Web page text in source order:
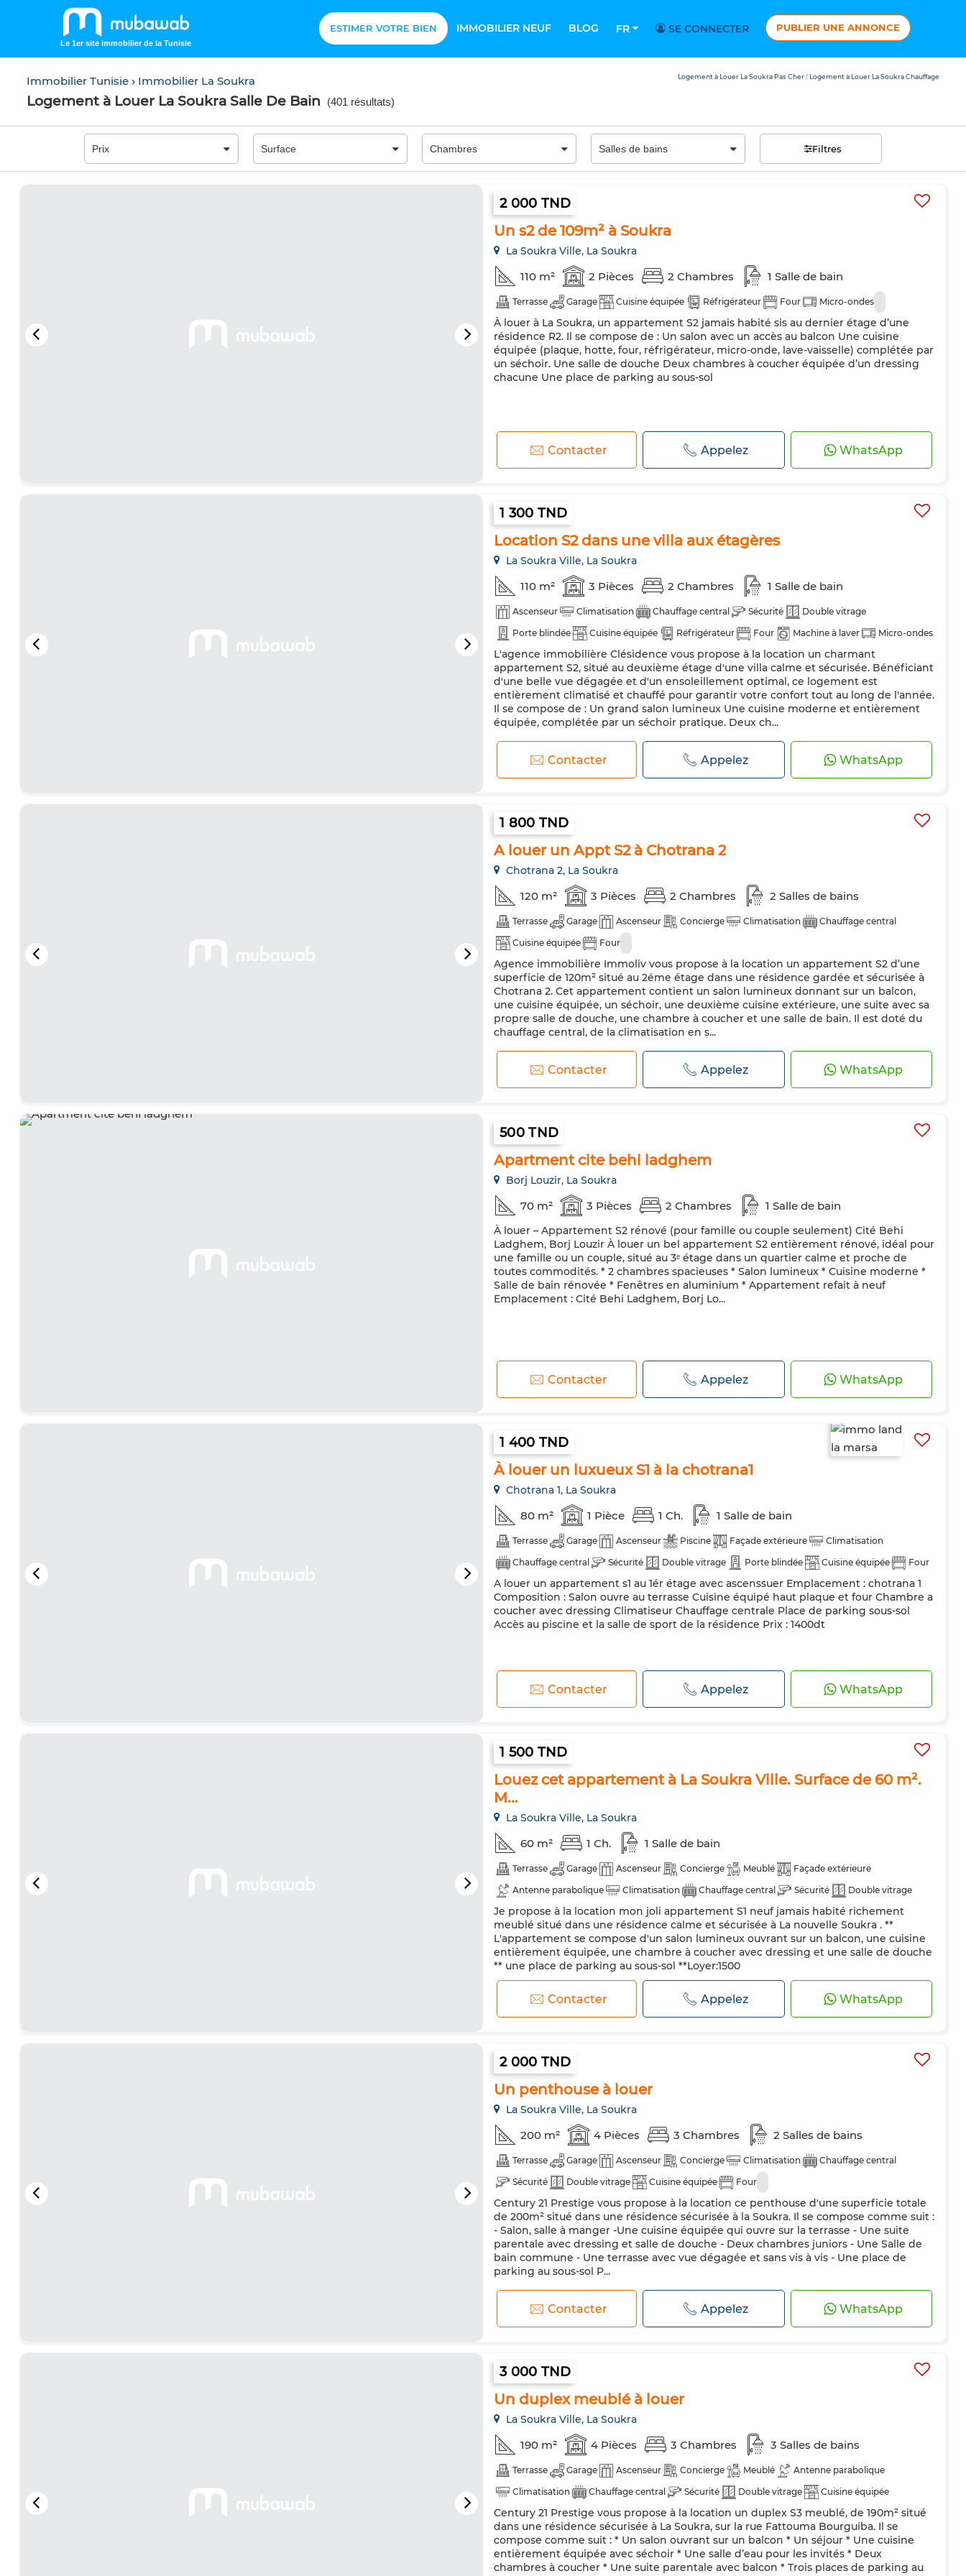
Le 1er site immobilier de la Tunisie
ESTIMER VOTRE BIEN IMMOBILIER NEUF BLOG FR SE CONNECTER PUBLIER UNE ANNONCE
Immobilier Tunisie Immobilier La Soukra
Logement à Louer La Soukra Salle De Bain (401 résultats)
Logement à Louer La Soukra Pas Cher / Logement à Louer La Soukra Chauffage
Filtres
2 000 TND
Un s2 de 109m² à Soukra
La Soukra Ville, La Soukra
110 m² 2 Pièces 2 Chambres 1 Salle de bain
Terrasse Garage Cuisine équipée Réfrigérateur Four Micro-ondes
À louer à La Soukra, un appartement S2 jamais habité sis au dernier étage d’une
résidence R2. Il se compose de : Un salon avec un accès au balcon Une cuisine
équipée (plaque, hotte, four, réfrigérateur, micro-onde, lave-vaisselle) complétée par
un séchoir. Une salle de douche Deux chambres à coucher équipée d’un dressing
chacune Une place de parking au sous-sol
Contacter Appelez WhatsApp
1 300 TND
Location S2 dans une villa aux étagères
La Soukra Ville, La Soukra
110 m² 3 Pièces 2 Chambres 1 Salle de bain
Ascenseur Climatisation Chauffage central Sécurité
Double vitrage
Porte blindée
Cuisine équipée Réfrigérateur Four Machine à laver Micro-ondes
L'agence immobilière Clésidence vous propose à la location un charmant
appartement S2, situé au deuxième étage d'une villa calme et sécurisée. Bénéficiant
d'une belle vue dégagée et d'un ensoleillement optimal, ce logement est
entièrement climatisé et chauffé pour garantir votre confort tout au long de l'année.
Il se compose de : Un grand salon lumineux Une cuisine moderne et entièrement
équipée, complétée par un séchoir pratique. Deux ch...
Contacter Appelez WhatsApp
1 800 TND
A louer un Appt S2 à Chotrana 2
Chotrana 2, La Soukra
120 m² 3 Pièces 2 Chambres 2 Salles de bains
Terrasse Garage Ascenseur Concierge Climatisation
Chauffage central
Cuisine équipée
Four
Agence immobilière Immoliv vous propose à la location un appartement S2 d’une
superficie de 120m² situé au 2éme étage dans une résidence gardée et sécurisée à
Chotrana 2. Cet appartement contient un salon lumineux donnant sur un balcon,
une cuisine équipée, un séchoir, une deuxième cuisine extérieure, une suite avec sa
propre salle de douche, une chambre à coucher et une salle de bain. Il est doté du
chauffage central, de la climatisation en s...
Contacter Appelez WhatsApp
500 TND
Apartment cite behi ladghem
Borj Louzir, La Soukra
70 m² 3 Pièces 2 Chambres 1 Salle de bain
À louer – Appartement S2 rénové (pour famille ou couple seulement) Cité Behi
Ladghem, Borj Louzir À louer un bel appartement S2 entièrement rénové, idéal pour
une famille ou un couple, situé au 3ᵉ étage dans un quartier calme et proche de
toutes commodités. * 2 chambres spacieuses * Salon lumineux * Cuisine moderne *
Salle de bain rénovée * Fenêtres en aluminium * Appartement refait à neuf
Emplacement : Cité Behi Ladghem, Borj Lo...
Contacter Appelez WhatsApp
1 400 TND
À louer un luxueux S1 à la chotrana1
Chotrana 1, La Soukra
80 m² 1 Pièce 1 Ch. 1 Salle de bain
Terrasse Garage Ascenseur Piscine Façade extérieure
Climatisation
Chauffage central
Sécurité Double vitrage Porte blindée Cuisine équipée Four
A louer un appartement s1 au 1ér étage avec ascenssuer Emplacement : chotrana 1
Composition : Salon ouvre au terrasse Cuisine équipé haut plaque et four Chambre a
coucher avec dressing Climatiseur Chauffage centrale Place de parking sous-sol
Accès au piscine et la salle de sport de la résidence Prix : 1400dt
Contacter Appelez WhatsApp
1 500 TND
Louez cet appartement à La Soukra Ville. Surface de 60 m².
M...
La Soukra Ville, La Soukra
60 m² 1 Ch. 1 Salle de bain
Terrasse Garage Ascenseur Concierge Meublé
Façade extérieure
Antenne parabolique
Climatisation Chauffage central Sécurité
Double vitrage
Porte blindée
Cuisine équipée Réfrigérateur Four TV
Machine à laver
Micro-ondes
Je propose à la location mon joli appartement S1 neuf jamais habité richement
meublé situé dans une résidence calme et sécurisée à La nouvelle Soukra . **
L'appartement se compose d'un salon lumineux ouvrant sur un balcon, une cuisine
entièrement équipée, une chambre à coucher avec dressing et une salle de douche
** une place de parking au sous-sol **Loyer:1500
Contacter Appelez WhatsApp
2 000 TND
Un penthouse à louer
La Soukra Ville, La Soukra
200 m² 4 Pièces 3 Chambres 2 Salles de bains
Terrasse Garage Ascenseur Concierge Climatisation
Chauffage central
Sécurité
Double vitrage Cuisine équipée Four
Century 21 Prestige vous propose à la location ce penthouse d'une superficie totale
de 200m² situé dans une résidence sécurisée à la Soukra. Il se compose comme suit :
- Salon, salle à manger -Une cuisine équipée qui ouvre sur la terrasse - Une suite
parentale avec dressing et salle de douche - Deux chambres juniors - Une Salle de
bain commune - Une terrasse avec vue dégagée et sans vis à vis - Une place de
parking au sous-sol P...
Contacter Appelez WhatsApp
3 000 TND
Un duplex meublé à louer
La Soukra Ville, La Soukra
190 m² 4 Pièces 3 Chambres 3 Salles de bains
Terrasse Garage Ascenseur Concierge Meublé
Antenne parabolique
Climatisation
Chauffage central Sécurité Double vitrage
Cuisine équipée
Réfrigérateur
Four TV Machine à laver Micro-ondes
Century 21 Prestige vous propose à la location un duplex S3 meublé, de 190m² situé
dans une résidence sécurisée à La Soukra, sur la rue Fattouma Bourguiba. Il se
compose comme suit : * Un salon ouvrant sur un balcon * Un séjour * Une cuisine
entièrement équipée avec séchoir * Une salle d’eau pour les invités * Deux
chambres à coucher * Une suite parentale avec balcon * Trois places de parking au